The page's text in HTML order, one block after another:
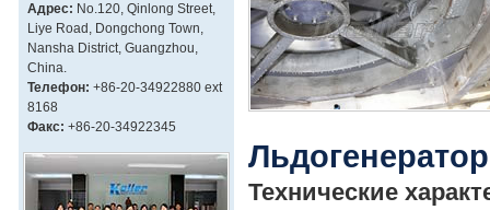
Адрес: No.120, Qinlong Street,
Liye Road, Dongchong Town,
Nansha District, Guangzhou,
China.
Телефон: +86-20-34922880 ext
8168
Факс: +86-20-34922345
Технические